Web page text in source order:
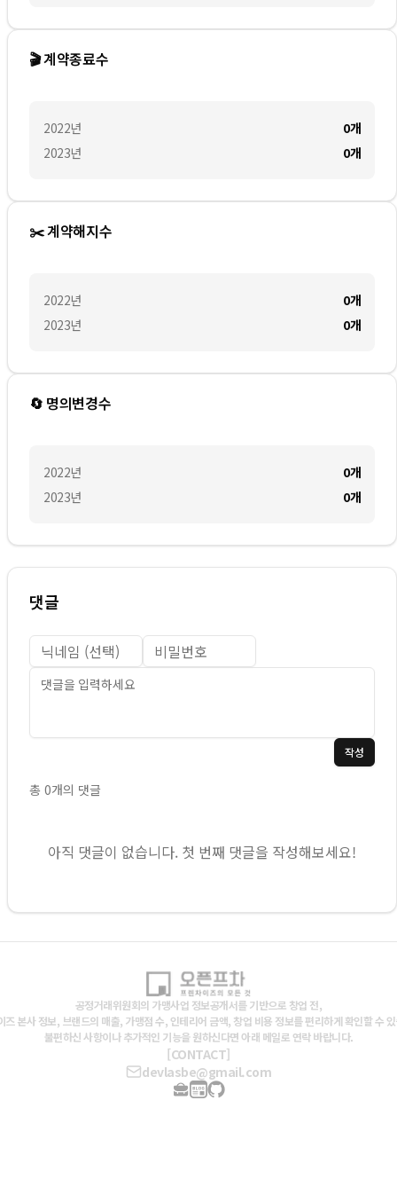
🎬 계약종료수
2022년
2023년
0개
0개
✂️ 계약해지수
2022년
2023년
0개
0개
🔄 명의변경수
2022년
2023년
0개
0개
댓글
작성
총 0개의 댓글
아직 댓글이 없습니다. 첫 번째 댓글을 작성해보세요!
공정거래위원회의 가맹사업 정보공개서를 기반으로 창업 전,
즈 본사 정보, 브랜드의 매출, 가맹점 수, 인테리어 금액, 창업 비용 정보를 편리하게 확인할 수
불편하신 사항이나 추가적인 기능을 원하신다면 아래 메일로 연락 바랍니다.
[CONTACT]
devlasbe@gmail.com